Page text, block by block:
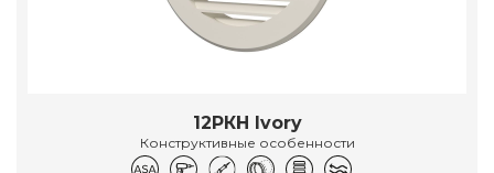
12РКН Ivory
Конструктивные особенности